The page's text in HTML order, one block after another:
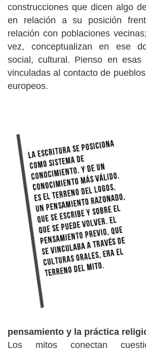
construcciones que dicen algo
en relación a su posición
relación con poblaciones
vez, conceptualizan en ese
social, cultural. Pienso en esas
vinculadas al contacto de
europeos.
pensamiento y la práctica
Los mitos conectan